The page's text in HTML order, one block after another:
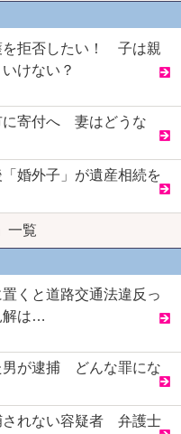
を拒否したい！ 子は親
けない？
に寄付へ 妻はどうな
婚外子」が遺産相続を
一覧
くと道路交通法違反っ
解は…
男が逮捕 どんな罪にな
されない容疑者 弁護士